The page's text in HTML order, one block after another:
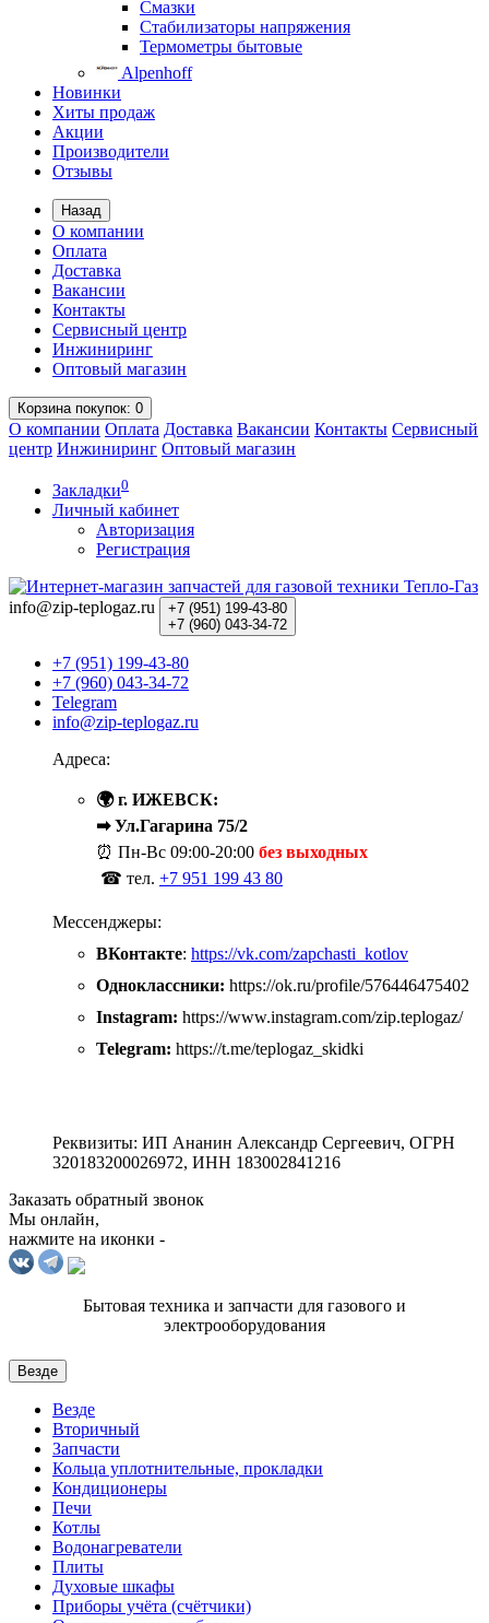
Смазки
Стабилизаторы напряжения
Термометры бытовые
Alpenhoff
Новинки
Хиты продаж
Акции
Производители
Отзывы
Назад
О компании
Оплата
Доставка
Вакансии
Контакты
Сервисный центр
Инжиниринг
Оптовый магазин
Корзинапокупок: 0
О компании Оплата Доставка Вакансии Контакты Сервисный
центр Инжиниринг Оптовый магазин
Закладки0
Личный кабинет
Авторизация
Регистрация
info@zip-teplogaz.ru +7 (951) 199-43-80
+7 (960) 043-34-72
+7 (951) 199-43-80
+7 (960) 043-34-72
Telegram
info@zip-teplogaz.ru
Адреса:
🌍 г. ИЖЕВСК:
➡ Ул.Гагарина 75/2
⏰ Пн-Вс 09:00-20:00 без выходных
☎ тел. +7 951 199 43 80
Мессенджеры:
ВКонтакте: https://vk.com/zapchasti_kotlov
Одноклассники: https://ok.ru/profile/576446475402
Instagram: https://www.instagram.com/zip.teplogaz/
Telegram: https://t.me/teplogaz_skidki
Реквизиты: ИП Ананин Александр Сергеевич, ОГРН
320183200026972, ИНН 183002841216
Заказать обратный звонок
Мы онлайн,
нажмите на иконки -
Бытовая техника и запчасти для газового и
электрооборудования
Везде
Везде
Вторичный
Запчасти
Кольца уплотнительные, прокладки
Кондиционеры
Печи
Котлы
Водонагреватели
Плиты
Духовые шкафы
Приборы учёта (счётчики)